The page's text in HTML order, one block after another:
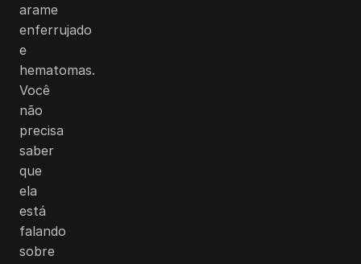
arame
enferrujado
e
hematomas.
Você
não
precisa
saber
que
ela
está
falando
sobre